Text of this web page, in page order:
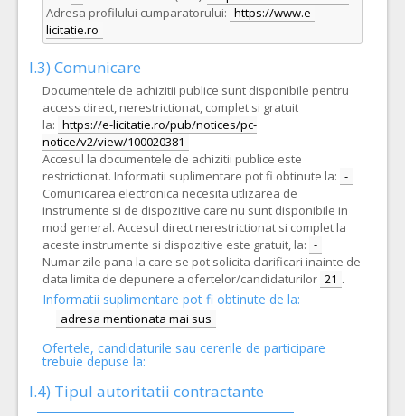
Adresa profilului cumparatorului: https://www.e-
licitatie.ro
I.3) Comunicare
Documentele de achizitii publice sunt disponibile pentru
access direct, nerestrictionat, complet si gratuit
la: https://e-licitatie.ro/pub/notices/pc-
notice/v2/view/100020381
Accesul la documentele de achizitii publice este
restrictionat. Informatii suplimentare pot fi obtinute la: -
Comunicarea electronica necesita utlizarea de
instrumente si de dispozitive care nu sunt disponibile in
mod general. Accesul direct nerestrictionat si complet la
aceste instrumente si dispozitive este gratuit, la: -
Numar zile pana la care se pot solicita clarificari inainte de
data limita de depunere a ofertelor/candidaturilor 21 .
Informatii suplimentare pot fi obtinute de la:
adresa mentionata mai sus
Ofertele, candidaturile sau cererile de participare
trebuie depuse la:
I.4) Tipul autoritatii contractante